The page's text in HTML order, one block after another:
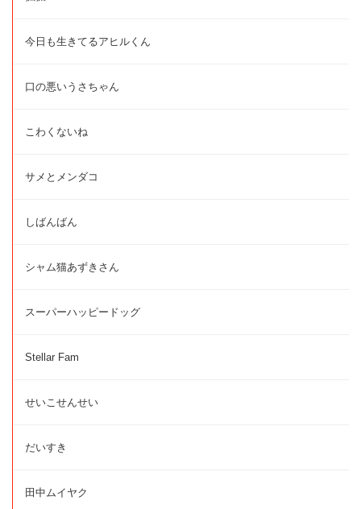
今日も生きてるアヒルくん
口の悪いうさちゃん
こわくないね
サメとメンダコ
しばんばん
シャム猫あずきさん
スーパーハッピードッグ
Stellar Fam
せいこせんせい
だいすき
田中ムイヤク